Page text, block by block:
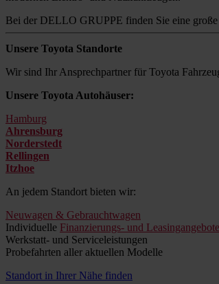
Bei der DELLO GRUPPE finden Sie eine
Unsere Toyota Standorte
Wir sind Ihr Ansprechpartner für Toyota
Unsere Toyota Autohäuser:
Hamburg
Ahrensburg
Norderstedt
Rellingen
Itzhoe
An jedem Standort bieten wir:
Neuwagen & Gebrauchtwagen
Individuelle Finanzierungs- und Leasingangebote
Werkstatt- und Serviceleistungen
Probefahrten aller aktuellen Modelle
Standort in Ihrer Nähe finden